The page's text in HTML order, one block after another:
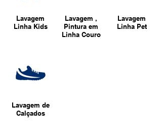
Lavagem
Linha Kids
Lavagem ,
Pintura em
Linha Couro
Lavagem
Linha Pet
Lavagem de
Calçados